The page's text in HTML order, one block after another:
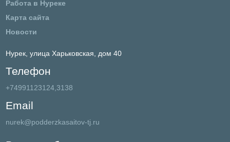
Работа в Нуреке
Карта сайта
Новости
Нурек, улица Харьковская, дом 40
Телефон
+74991123124,3138
Email
nurek@podderzkasaitov-tj.ru